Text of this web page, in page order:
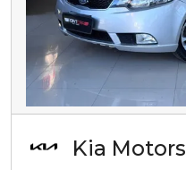
Kia Motors